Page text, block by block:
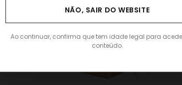
NÃO, SAIR DO WEBSITE
Ao continuar, confirma que tem idade legal para
conteúdo.